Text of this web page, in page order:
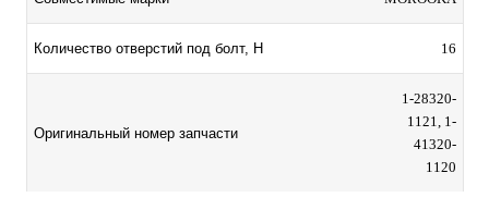
Количество отверстий под болт, H 16
Оригинальный номер запчасти
1-28320-
1121, 1-
41320-
1120